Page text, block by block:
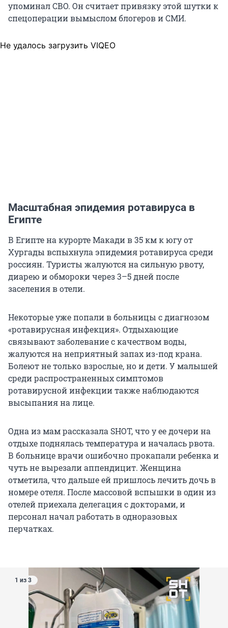
упоминал СВО. Он считает привязку этой шутки к
спецоперации вымыслом блогеров и СМИ.
Не удалось загрузить VIQEO
Масштабная эпидемия ротавируса в
Египте
В Египте на курорте Макади в35 кмк югу от
Хургады вспыхнула эпидемия ротавируса среди
россиян. Туристы жалуются на сильную рвоту,
диарею и обмороки через 3–5 дней после
заселения в отели.
Некоторые уже попали в больницы с диагнозом
«ротавирусная инфекция». Отдыхающие
связывают заболевание с качеством воды,
жалуются на неприятный запах из-под крана.
Болеют не только взрослые, но и дети. У малышей
среди распространенных симптомов
ротавирусной инфекции также наблюдаются
высыпания на лице.
Одна из мам рассказала SHOT, что у ее дочери на
отдыхе поднялась температура и началась рвота.
В больнице врачи ошибочно прокапали ребенка и
чуть не вырезали аппендицит. Женщина
отметила, что дальше ей пришлось лечить дочь в
номере отеля. После массовой вспышки в один из
отелей приехала делегация с докторами, и
персонал начал работать в одноразовых
перчатках.
1 из 3